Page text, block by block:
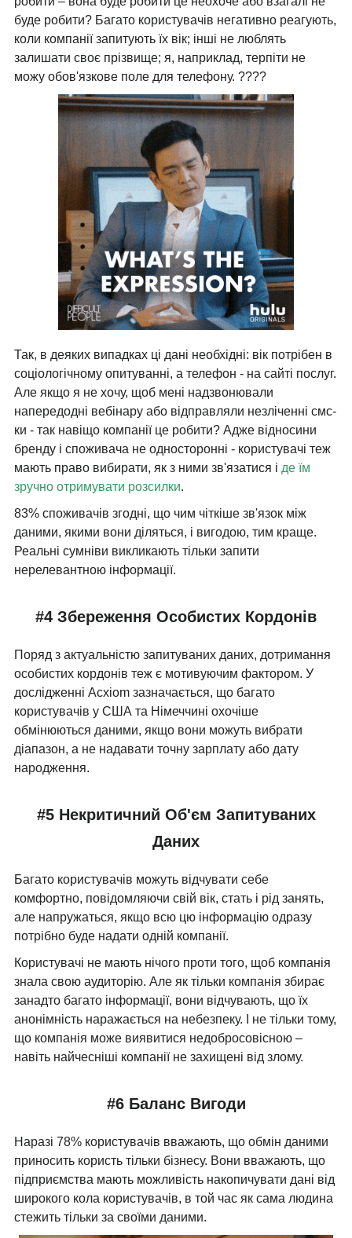
буде робити? Багато користувачів негативно реагують,
коли компанії запитують їх вік; інші не люблять
залишати своє прізвище; я, наприклад, терпіти не
можу обов'язкове поле для телефону. ????
Так, в деяких випадках ці дані необхідні: вік потрібен в
соціологічному опитуванні, а телефон - на сайті послуг.
Але якщо я не хочу, щоб мені надзвонювали
напередодні вебінару або відправляли незліченні смс-
ки - так навіщо компанії це робити? Адже відносини
бренду і споживача не односторонні - користувачі теж
мають право вибирати, як з ними зв'язатися і де їм
зручно отримувати розсилки.
83% споживачів згодні, що чим чіткіше зв'язок між
даними, якими вони діляться, і вигодою, тим краще.
Реальні сумніви викликають тільки запити
нерелевантною інформації.
#4 Збереження Особистих Кордонів
Поряд з актуальністю запитуваних даних, дотримання
особистих кордонів теж є мотивуючим фактором. У
дослідженні Acxiom зазначається, що багато
користувачів у США та Німеччині охочіше
обмінюються даними, якщо вони можуть вибрати
діапазон, а не надавати точну зарплату або дату
народження.
#5 Некритичний Об'єм Запитуваних
Даних
Багато користувачів можуть відчувати себе
комфортно, повідомляючи свій вік, стать і рід занять,
але напружаться, якщо всю цю інформацію одразу
потрібно буде надати одній компанії.
Користувачі не мають нічого проти того, щоб компанія
знала свою аудиторію. Але як тільки компанія збирає
занадто багато інформації, вони відчувають, що їх
анонімність наражається на небезпеку. І не тільки тому,
що компанія може виявитися недобросовісною –
навіть найчесніші компанії не захищені від злому.
#6 Баланс Вигоди
Наразі 78% користувачів вважають, що обмін даними
приносить користь тільки бізнесу. Вони вважають, що
підприємства мають можливість накопичувати дані від
широкого кола користувачів, в той час як сама людина
стежить тільки за своїми даними.